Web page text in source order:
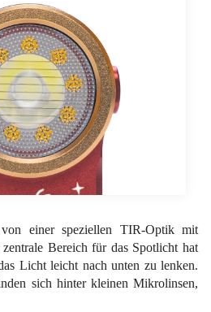
einer speziellen TIR-Optik mit
Bereich für das Spotlicht hat
Licht leicht nach unten zu lenken.
sich hinter kleinen Mikrolinsen,